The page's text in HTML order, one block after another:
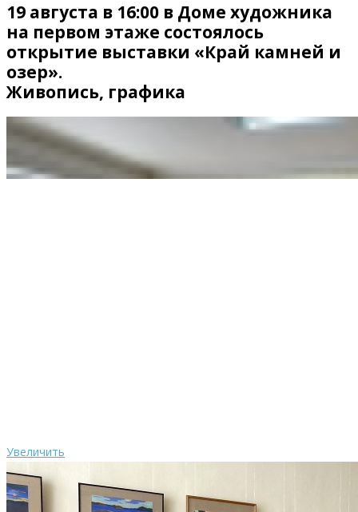
19 августа в 16:00 в Доме художника
на первом этаже состоялось
открытие выставки «Край камней и
озер».
Живопись, графика
Увеличить